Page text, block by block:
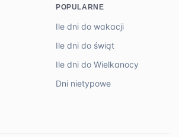
POPULARNE
Ile dni do wakacji
Ile dni do świąt
Ile dni do Wielkanocy
Dni nietypowe